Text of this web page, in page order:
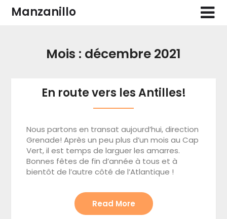
SkipManzanillo
Mois : décembre 2021
En route vers les Antilles!
Nous partons en transat aujourd’hui, direction
Grenade! Après un peu plus d’un mois au Cap
Vert, il est temps de larguer les amarres.
Bonnes fêtes de fin d’année à tous et à
bientôt de l’autre côté de l’Atlantique !
Read More